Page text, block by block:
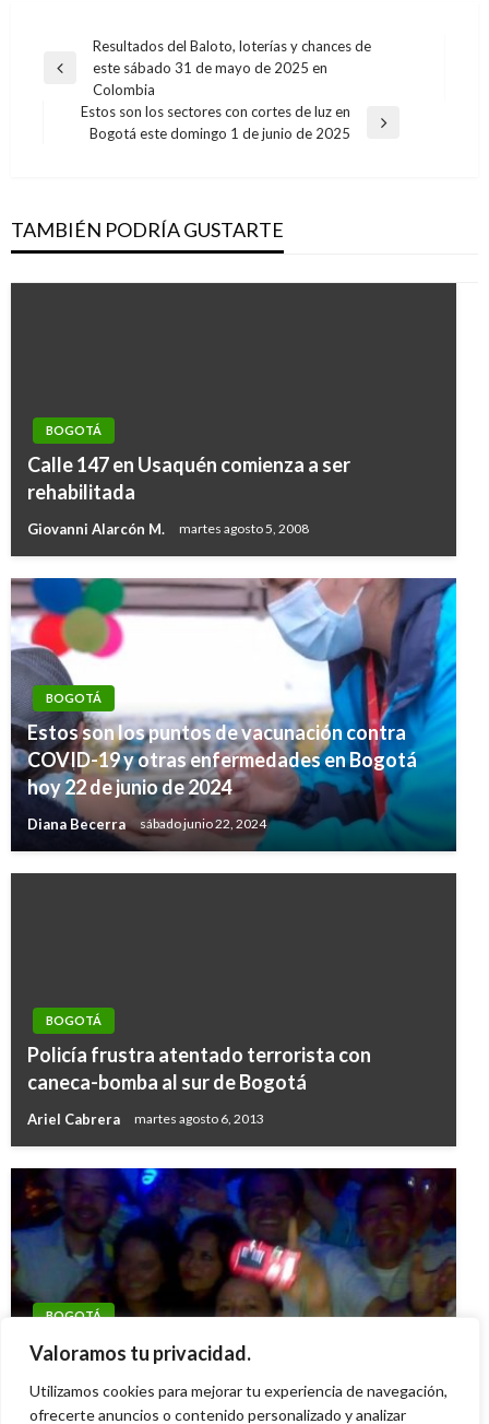
Valoramos tu privacidad.
Utilizamos cookies para mejorar tu experiencia de navegación,
ofrecerte anuncios o contenido personalizado y analizar
Navegación
de
entradas
Entrada
Resultados del Baloto, loterías y chances de
este sábado 31 de mayo de 2025 en
Colombia
Entrada
Estos son los sectores con cortes de luz en
Bogotá este domingo 1 de junio de 2025
TAMBIÉN PODRÍA GUSTARTE
BOGOTÁ
Calle 147 en Usaquén comienza a ser
rehabilitada
Giovanni Alarcón M. martes agosto 5, 2008
BOGOTÁ
Estos son los puntos de vacunación contra
COVID-19 y otras enfermedades en Bogotá
hoy 22 de junio de 2024
Diana Becerra sábado junio 22, 2024
BOGOTÁ
Policía frustra atentado terrorista con
caneca-bomba al sur de Bogotá
Ariel Cabrera martes agosto 6, 2013
BOGOTÁ
Llega David Guetta a Bogotá con ‘The
Giovanni Alarcón M. viernes julio 4, 2025